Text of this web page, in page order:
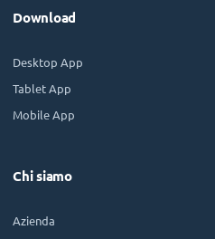
Download
Desktop App
Tablet App
Mobile App
Chi siamo
Azienda